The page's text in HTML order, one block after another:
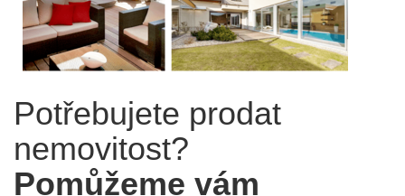
Potřebujete prodat
nemovitost?
Pomůžeme vám